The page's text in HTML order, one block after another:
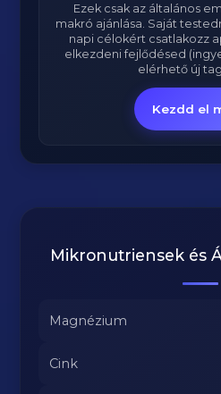
Ezek csak az általános
makró ajánlása. Saját
napi célokért csatlakozz
elkezdeni fejlődésed
elérhető új
Kezdd el
Mikronutriensek és
Magnézium
Cink